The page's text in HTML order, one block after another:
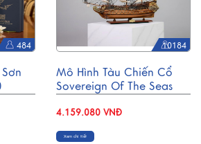
484 10184
Mô Hình Tàu Chiến Cổ
Sovereign Of The Seas
MNV-TB14
4.159.080 VNĐ
Xem chi tiết